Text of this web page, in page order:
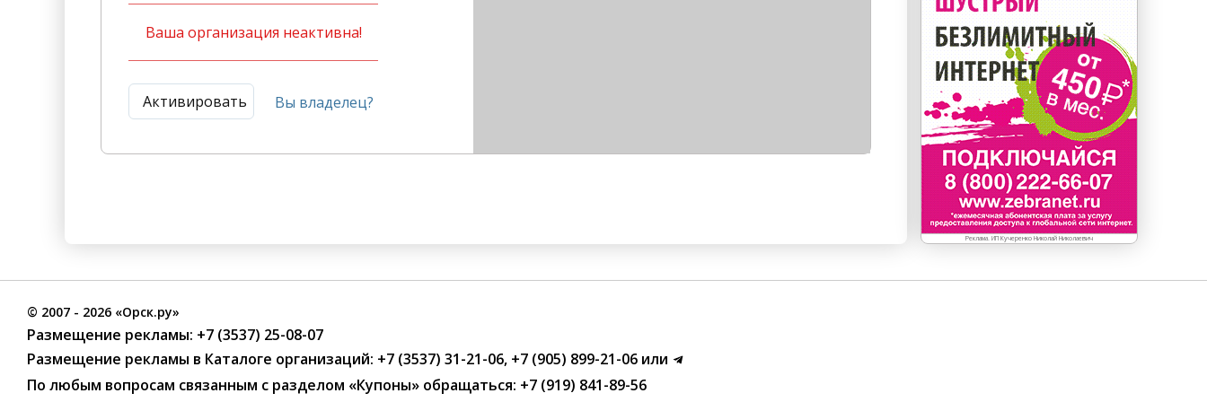
Ваша организация неактивна!
Активировать Вы владелец?
Реклама. ИП Кучеренко Николай Николаевич
© 2007 - 2026 «Орск.ру»
Размещение рекламы: +7 (3537) 25-08-07
Размещение рекламы в Каталоге организаций: +7 (3537) 31-21-06, +7 (905) 899-21-06 или
По любым вопросам связанным с разделом «Купоны» обращаться: +7 (919) 841-89-56